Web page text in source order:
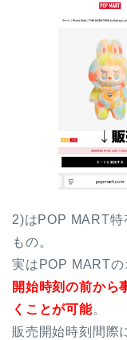
2)はPOP MART特
もの。
実はPOP MARTの
開始時刻の前から
くことが可能。
販売開始時刻間際